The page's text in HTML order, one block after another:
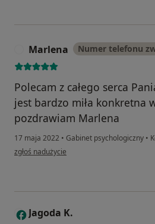
Marlena Numer telefonu
Polecam z całego serca
jest bardzo miła konkretna
pozdrawiam Marlena
17 maja 2022 • Gabinet psychologiczny •
w opinii użytkownika Marlena
zgłoś nadużycie
J Jagoda K.